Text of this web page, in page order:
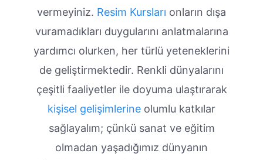
vermeyiniz. Resim Kursları onların dışa
vuramadıkları duygularını anlatmalarına
yardımcı olurken, her türlü yeteneklerini
de geliştirmektedir. Renkli dünyalarını
çeşitli faaliyetler ile doyuma ulaştırarak
kişisel gelişimlerine olumlu katkılar
sağlayalım; çünkü sanat ve eğitim
olmadan yaşadığımız dünyanın